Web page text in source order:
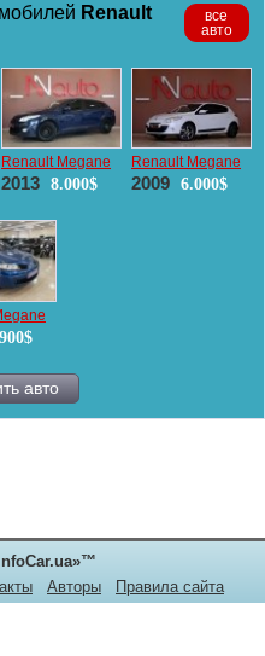
Renault
все
авто
Renault Megane
2013 8.000$
Renault Megane
2009 6.000$
авто
Авторы
Правила сайта